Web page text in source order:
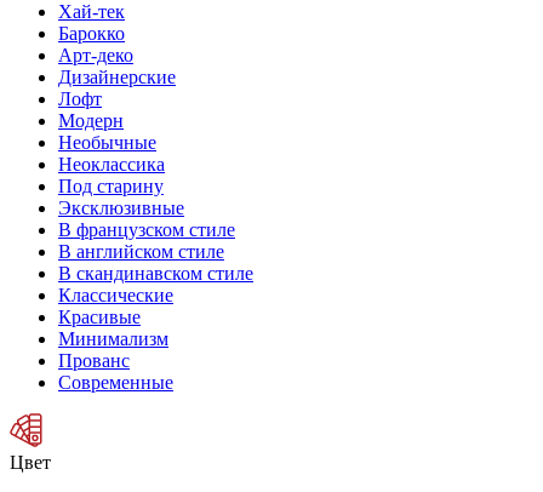
Хай-тек
Барокко
Арт-деко
Дизайнерские
Лофт
Модерн
Необычные
Неоклассика
Под старину
Эксклюзивные
В французском стиле
В английском стиле
В скандинавском стиле
Классические
Красивые
Минимализм
Прованс
Современные
Цвет